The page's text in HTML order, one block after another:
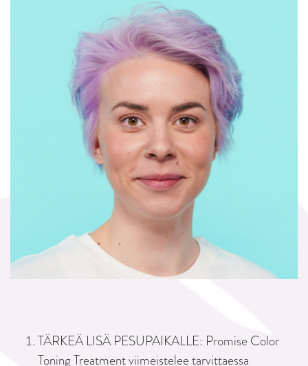
TÄRKEÄ LISÄ PESUPAIKALLE: Promise Color
Toning Treatment viimeistelee tarvittaessa